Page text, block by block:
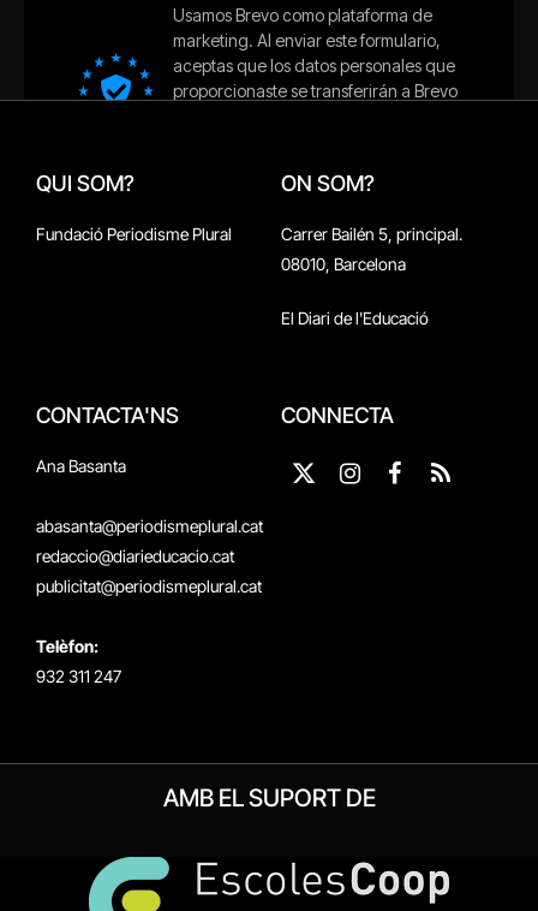
QUI SOM?
Fundació Periodisme Plural
ON SOM?
Carrer Bailén 5, principal.
08010, Barcelona
El Diari de l'Educació
CONTACTA'NS
Ana Basanta
abasanta@periodismeplural.cat
redaccio@diarieducacio.cat
publicitat@periodismeplural.cat
Telèfon:
932 311 247
CONNECTA
X
InstagramFacebook
RSS
AMB EL SUPORT DE